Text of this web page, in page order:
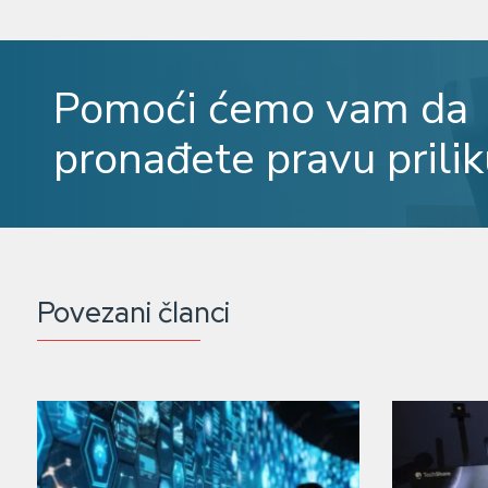
Pomoći ćemo vam da
pronađete pravu
Povezani članci